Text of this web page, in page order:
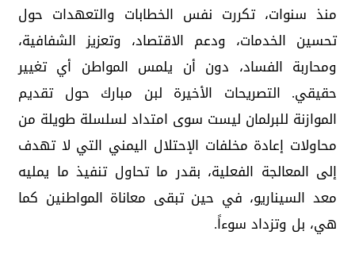
منذ سنوات، تكررت نفس الخطابات والتعهدات حول
تحسين الخدمات، ودعم الاقتصاد، وتعزيز الشفافية،
ومحاربة الفساد، دون أن يلمس المواطن أي تغيير
حقيقي. التصريحات الأخيرة لبن مبارك حول تقديم
الموازنة للبرلمان ليست سوى امتداد لسلسلة طويلة من
محاولات إعادة مخلفات الإحتلال اليمني التي لا تهدف
إلى المعالجة الفعلية، بقدر ما تحاول تنفيذ ما يمليه
معد السيناريو، في حين تبقى معاناة المواطنين كما
هي، بل وتزداد سوءاً.